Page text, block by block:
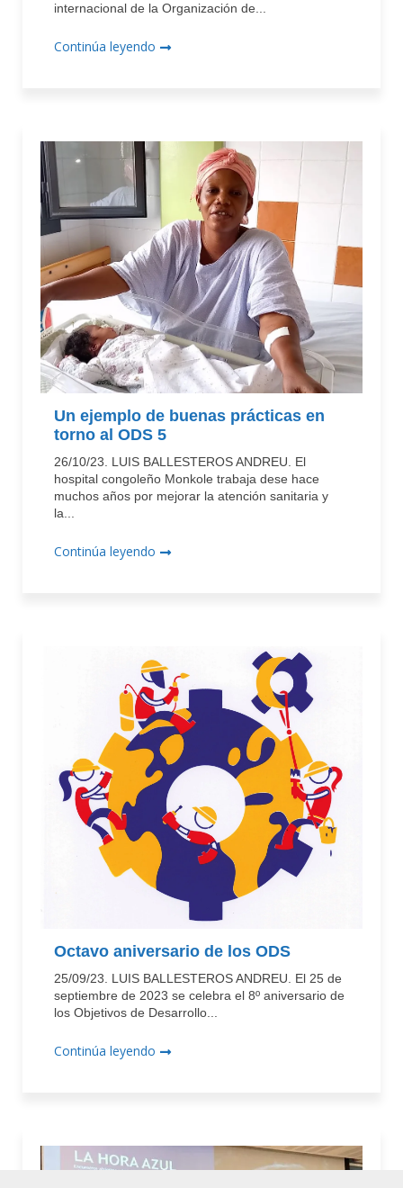
internacional de la Organización de...
Continúa leyendo
Un ejemplo de buenas prácticas en
torno al ODS 5
26/10/23. LUIS BALLESTEROS ANDREU. El
hospital congoleño Monkole trabaja dese hace
muchos años por mejorar la atención sanitaria y
la...
Continúa leyendo
Octavo aniversario de los ODS
25/09/23. LUIS BALLESTEROS ANDREU. El 25 de
septiembre de 2023 se celebra el 8º aniversario de
los Objetivos de Desarrollo...
Continúa leyendo